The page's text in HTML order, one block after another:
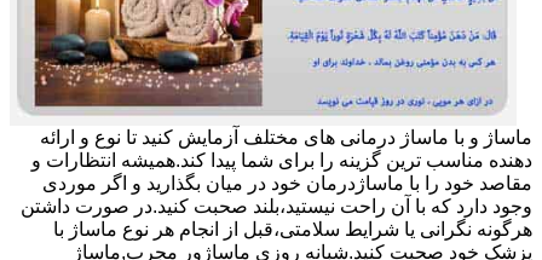
ماساژ و با ماساژ درمانی های مختلف آزمایش کنید تا نوع و ارائه
دهنده مناسب ترین گزینه را برای شما پیدا کند.همیشه انتظارات و
مقاصد خود را با ماساژدرمان خود در میان بگذارید و اگر موردی
وجود دارد که با آن راحت نیستید،بلند صحبت کنید.در صورت داشتن
هرگونه نگرانی یا شرایط سلامتی،قبل از انجام هر نوع ماساژ با
پزشک خود صحبت کنید.شبانه روزی ماساژور مجرب,ماساژ